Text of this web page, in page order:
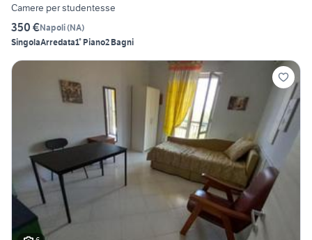
Camere per studentesse
350 €Napoli(NA)
SingolaArredata1° Piano2 Bagni